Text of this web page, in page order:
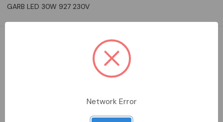
GARB LED 30W 927 230V
Aggiungi alla comparazione
Network Error